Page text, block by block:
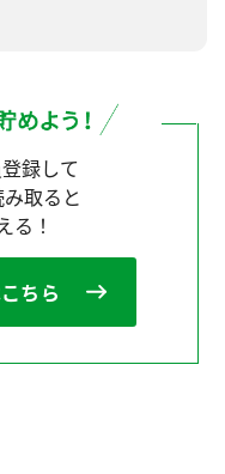
録して
取ると
る！
ちら